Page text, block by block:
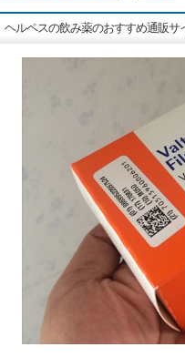
ヘルペスの飲み薬のおすすめ通販サ